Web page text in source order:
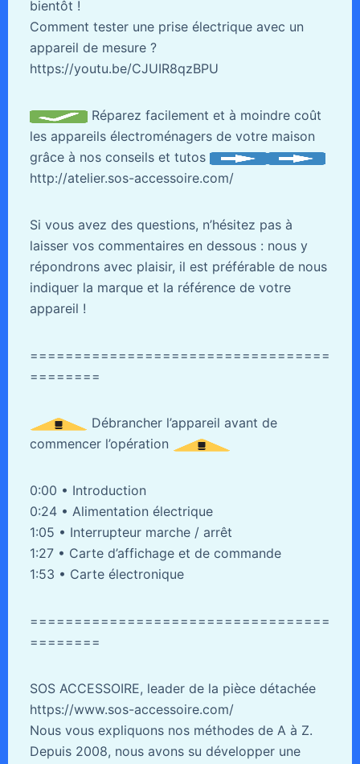
bientôt !
Comment tester une prise électrique avec un
appareil de mesure ?
https://youtu.be/CJUIR8qzBPU
Réparez facilement et à moindre coût
les appareils électroménagers de votre maison
grâce à nos conseils et tutos
http://atelier.sos-accessoire.com/
Si vous avez des questions, n’hésitez pas à
laisser vos commentaires en dessous : nous y
répondrons avec plaisir, il est préférable de nous
indiquer la marque et la référence de votre
appareil !
==================================
========
Débrancher l’appareil avant de
commencer l’opération
0:00 • Introduction
0:24 • Alimentation électrique
1:05 • Interrupteur marche / arrêt
1:27 • Carte d’affichage et de commande
1:53 • Carte électronique
==================================
========
SOS ACCESSOIRE, leader de la pièce détachée
https://www.sos-accessoire.com/
Nous vous expliquons nos méthodes de A à Z.
Depuis 2008, nous avons su développer une